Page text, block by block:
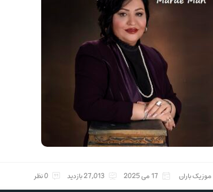
موزیک باران 17 می 2025 27,013 بازدید 0 نظر